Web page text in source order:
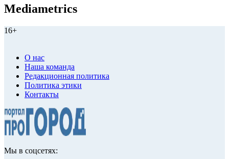
Mediametrics
16+
О нас
Наша команда
Редакционная политика
Политика этики
Контакты
Мы в соцсетях: